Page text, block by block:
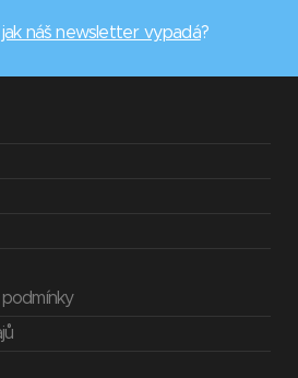
jak náš newsletter vypadá?